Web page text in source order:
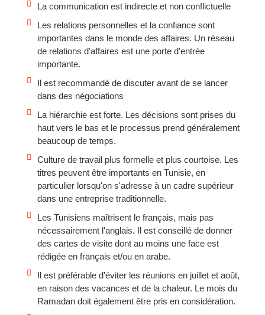
La communication est indirecte et non conflictuelle
Les relations personnelles et la confiance sont
importantes dans le monde des affaires. Un réseau
de relations d'affaires est une porte d'entrée
importante.
Il est recommandé de discuter avant de se lancer
dans des négociations
La hiérarchie est forte. Les décisions sont prises du
haut vers le bas et le processus prend généralement
beaucoup de temps.
Culture de travail plus formelle et plus courtoise. Les
titres peuvent être importants en Tunisie, en
particulier lorsqu'on s'adresse à un cadre supérieur
dans une entreprise traditionnelle.
Les Tunisiens maîtrisent le français, mais pas
nécessairement l'anglais. Il est conseillé de donner
des cartes de visite dont au moins une face est
rédigée en français et/ou en arabe.
Il est préférable d'éviter les réunions en juillet et août,
en raison des vacances et de la chaleur. Le mois du
Ramadan doit également être pris en considération.